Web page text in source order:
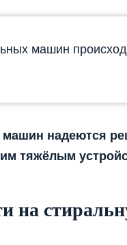
машин
надеются
тяжёлым
на